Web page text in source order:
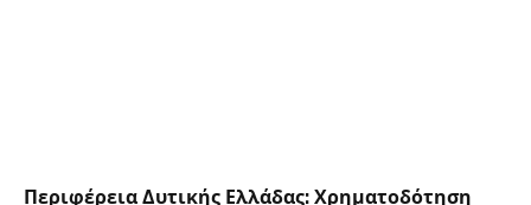
Περιφέρεια Δυτικής Ελλάδας: Χρηματοδότηση